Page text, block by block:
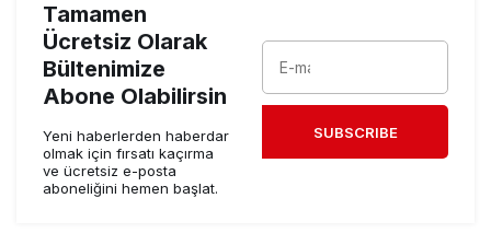
Tamamen
Ücretsiz Olarak
Bültenimize
Abone Olabilirsin
Yeni haberlerden haberdar
olmak için fırsatı kaçırma
ve ücretsiz e-posta
aboneliğini hemen başlat.
SUBSCRIBE